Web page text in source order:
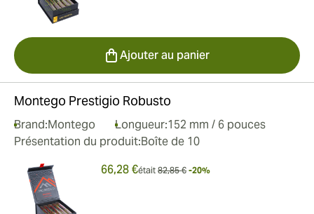
Ajouter au panier
Montego Prestigio Robusto
Brand:Montego Longueur:152 mm / 6 pouces
Présentation du produit:Boîte de 10
66,28 €était 82,85 € -20%